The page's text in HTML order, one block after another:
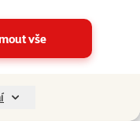
vše
Kvalita